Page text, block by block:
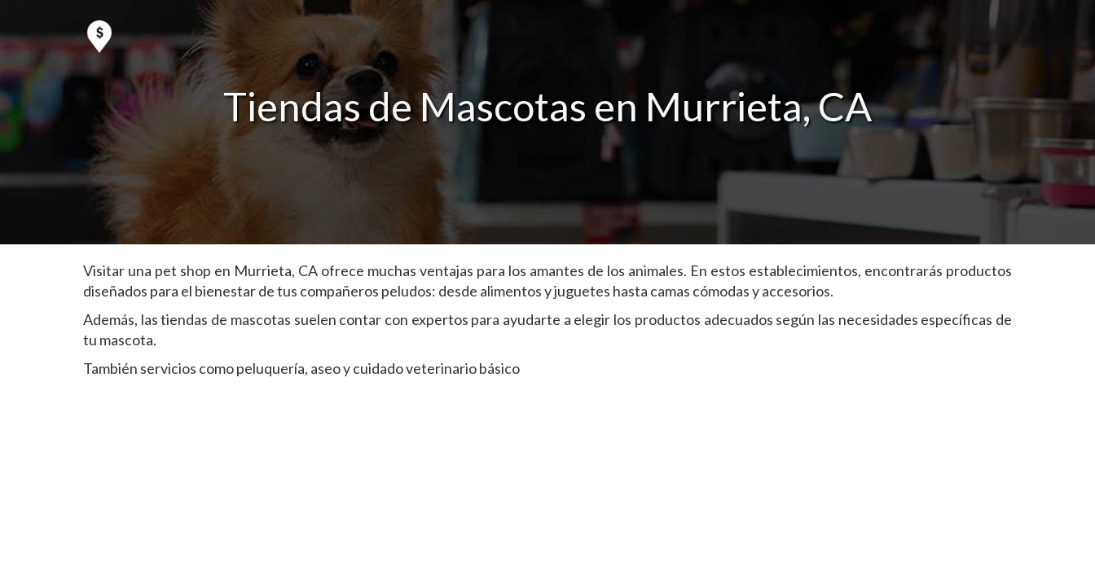
Tiendas de Mascotas en Murrieta, CA
Visitar una pet shop en Murrieta, CA ofrece muchas ventajas para los amantes de los animales. En estos establecimientos, encontrarás productos
diseñados para el bienestar de tus compañeros peludos: desde alimentos y juguetes hasta camas cómodas y accesorios.
Además, las tiendas de mascotas suelen contar con expertos para ayudarte a elegir los productos adecuados según las necesidades específicas de
tu mascota.
También servicios como peluquería, aseo y cuidado veterinario básico